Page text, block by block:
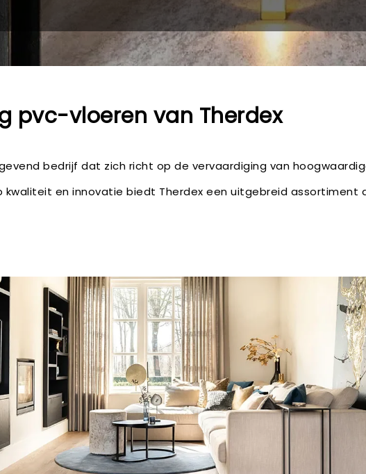
pvc-vloeren van Therdex
bedrijf dat zich richt op de vervaardiging van
kwaliteit en innovatie biedt Therdex een uitgebreid assortiment